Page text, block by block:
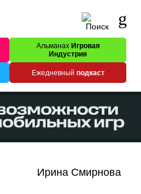
Альманах Игровая
Индустрия
Ежедневный подкаст
Ирина Смирнова